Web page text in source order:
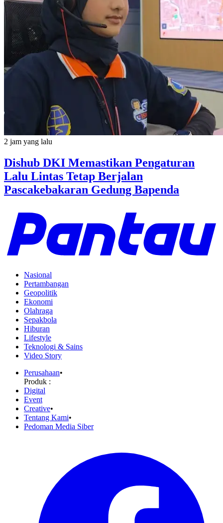
2 jam yang lalu
Dishub DKI Memastikan Pengaturan
Lalu Lintas Tetap Berjalan
Pascakebakaran Gedung Bapenda
Nasional
Pertambangan
Geopolitik
Ekonomi
Olahraga
Sepakbola
Hiburan
Lifestyle
Teknologi & Sains
Video Story
Perusahaan•
Produk :
Digital
Event
Creative•
Tentang Kami•
Pedoman Media Siber